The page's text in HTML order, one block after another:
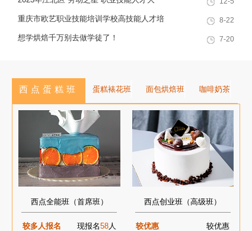
赛，我校选手荣获互联网营销师第一名
重庆市欧艺职业技能培训学校高技能人才培
训基地建设专家指导会会议简报
8-22
想学烘焙千万别去做学徒了！ 7-20
西点蛋糕班 蛋糕裱花班 面包烘焙班 咖啡奶茶
西点全能班（首席班）
较多人报名 现报名58人
西点创业班（高级班）
较优惠 较优惠